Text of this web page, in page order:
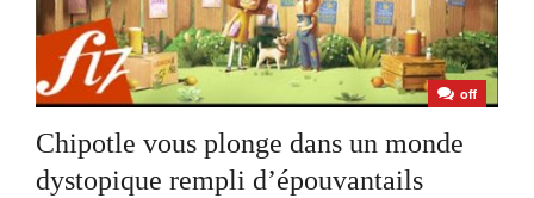
off
Chipotle vous plonge dans un monde
dystopique rempli d’épouvantails